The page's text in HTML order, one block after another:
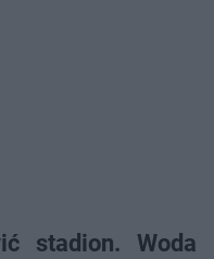
stadion. Woda